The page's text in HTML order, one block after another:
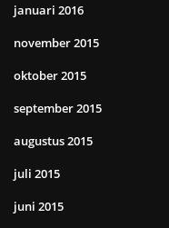
januari 2016
november 2015
oktober 2015
september 2015
augustus 2015
juli 2015
juni 2015